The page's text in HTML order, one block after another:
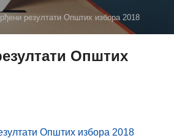
резултати Општих избора 2018
Општих
Општих избора 2018